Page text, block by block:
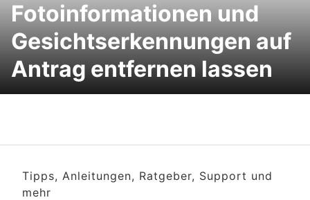
Fotoinformationen und
Gesichtserkennungen auf
Antrag entfernen lassen
Tipps, Anleitungen, Ratgeber, Support und
mehr